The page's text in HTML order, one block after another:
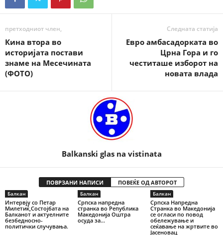
претходниот член,
Кина втора во
историјата постави
знаме на Месечината
(ФОТО)
Следната статија
Евро амбасадорката во
Црна Гора и го
честиташе изборот на
новата влада
Balkanski glas na vistinata
ПОВРЗАНИ НАПИСИ ПОВЕЌЕ ОД АВТОРОТ
Балкан
Интервју со Петар
Милетиќ,Состојбата на
Балканот и актуелните
безбедносно-
политички случувања.
Балкан
Српска напредна
странка во Република
Македонија Оштра
осуда за...
Балкан
Српска Напредна
Странка во Македонија
се огласи по повод
обележување и
сеќавање на жртвите во
Јасеновац